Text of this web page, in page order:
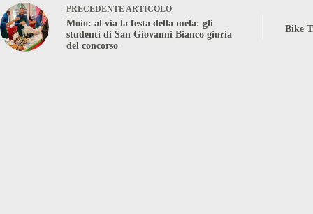
PRECEDENTEARTICOLO
Moio: al via la festa della mela: gli
studenti di San Giovanni Bianco giuria
del concorso
Bike